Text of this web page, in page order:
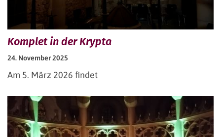
Komplet in der Krypta
24. November 2025
Am 5. März 2026 findet